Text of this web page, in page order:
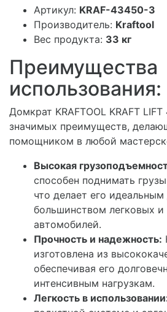
Артикул: KRAF-43450-3
Производитель: Kraftool
Вес продукта: 33 кг
Преимущества
использования:
Домкрат KRAFTOOL KRAFT
значимых преимуществ,
помощником в любой
Высокая
способен поднимать
что делает его
большинством легковых и
автомобилей.
Прочность и надежность:
изготовлена из
обеспечивая его
интенсивным нагрузкам.
Легкость в